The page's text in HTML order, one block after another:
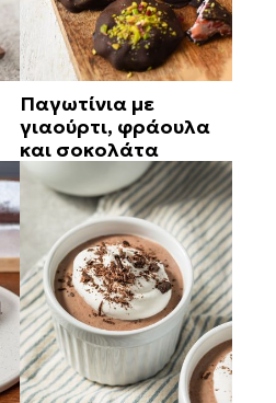
Παγωτίνια με
γιαούρτι, φράουλα
και σοκολάτα